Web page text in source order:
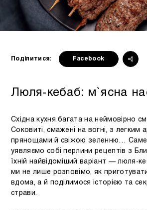
Поділитися: Facebook
Люля-кебаб: м`ясна
Східна кухня багата на неймовірно
Соковиті, смажені на вогні, з легким
прянощами й свіжою зеленню… Саме
уявляємо собі перлини рецептів з
їхній найвідоміший варіант — люля-
ми не лише розповімо, як
вдома, а й поділимося історією та
страви.